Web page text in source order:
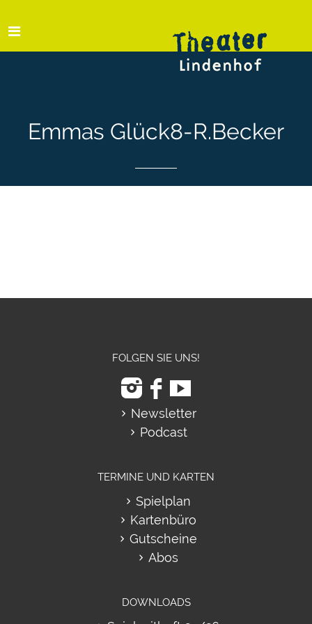
Emmas Glück8-R.Becker
FOLGEN SIE UNS!
Newsletter
Podcast
TERMINE UND KARTEN
Spielplan
Kartenbüro
Gutscheine
Abos
DOWNLOADS